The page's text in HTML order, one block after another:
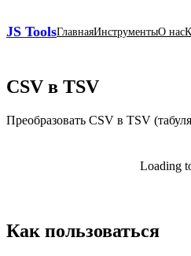
JS ToolsГлавнаяИнструментыО нас
CSV в TSV
Преобразовать CSV в TSV
Loading
Как пользоваться